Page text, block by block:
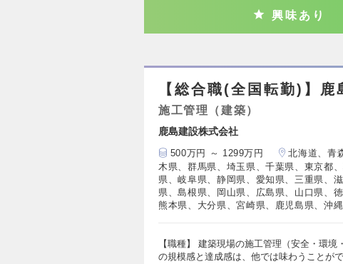
興味あり
【総合職(全国転勤)】
施工管理（建築）
鹿島建設株式会社
500万円 ～ 1299万円
北海道、青
木県、群馬県、埼玉県、千葉県、東京都
県、岐阜県、静岡県、愛知県、三重県、
県、島根県、岡山県、広島県、山口県、
熊本県、大分県、宮崎県、鹿児島県、沖
【職種】 建築現場の施工管理（安全・環
の規模感と達成感は、他では味わうことが